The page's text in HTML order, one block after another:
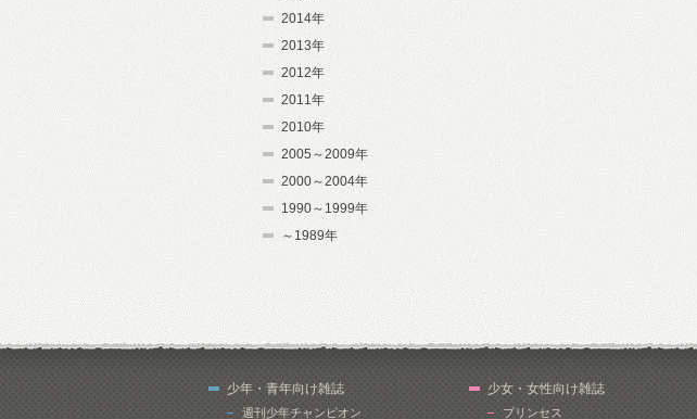
2014年
2013年
2012年
2011年
2010年
2005～2009年
2000～2004年
1990～1999年
～1989年
少年・青年向け雑誌
週刊少年チャンピオン
少女・女性向け雑誌
プリンセス